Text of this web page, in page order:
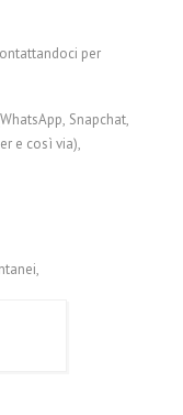
per
Snapchat,
e così via),